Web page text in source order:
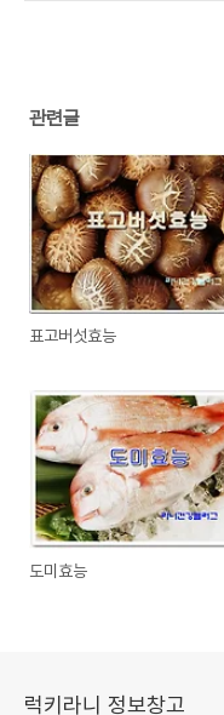
관련글
표고버섯효능
도미효능
럭키라니 정보창고